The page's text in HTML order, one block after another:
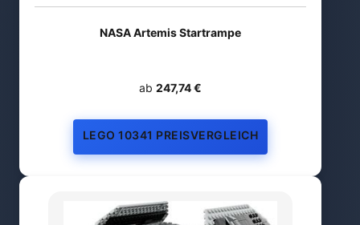
NASA Artemis Startrampe
ab 247,74 €
LEGO 10341 PREISVERGLEICH